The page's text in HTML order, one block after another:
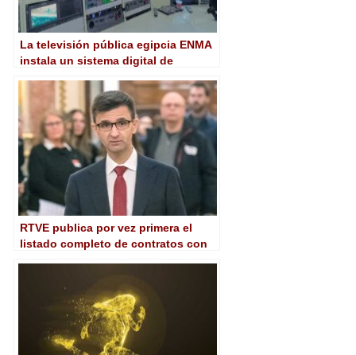
La televisión pública egipcia ENMA
instala un sistema digital de
RTVE publica por vez primera el
listado completo de contratos con